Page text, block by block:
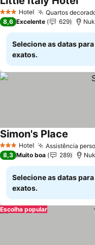
3 EstrelasHotel Quartos
Ver
8,6 Excelente 629
Selecione as datas
exatos.
3 EstrelasHotel Assistência
Simon's Place
8,3 Muito boa 289
Selecione as datas
exatos.
Escolha popular